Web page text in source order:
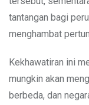
tantangan bagi
menghambat
Kekhawatiran ini
mungkin akan
berbeda, dan